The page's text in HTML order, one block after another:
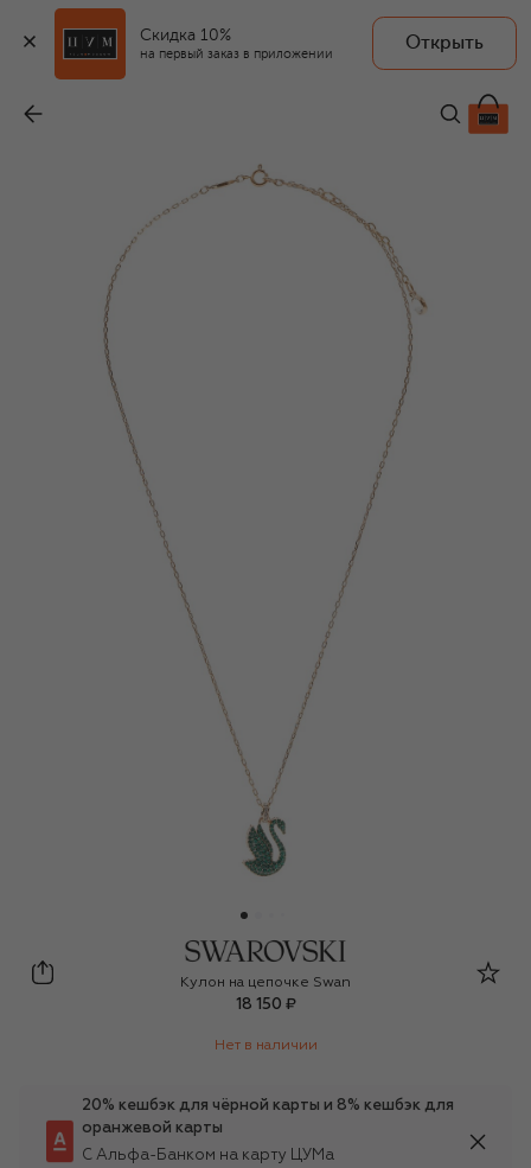
Скидка 10%
на первый заказ в приложении
Открыть
18 150 ₽
Swarovski
Кулон на цепочке Swan
18 150 ₽
Нет в наличии
20% кешбэк для чёрной карты и 8% кешбэк для
оранжевой карты
С Альфа-Банком на карту ЦУМа